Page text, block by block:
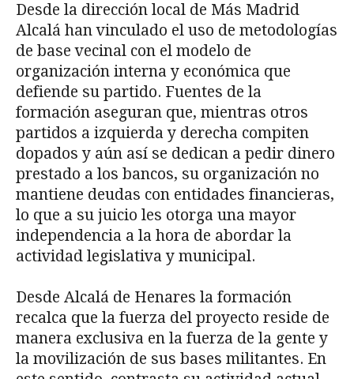
Desde la dirección local de Más Madrid
Alcalá han vinculado el uso de metodologías
de base vecinal con el modelo de
organización interna y económica que
defiende su partido. Fuentes de la
formación aseguran que, mientras otros
partidos a izquierda y derecha compiten
dopados y aún así se dedican a pedir dinero
prestado a los bancos, su organización no
mantiene deudas con entidades financieras,
lo que a su juicio les otorga una mayor
independencia a la hora de abordar la
actividad legislativa y municipal.
Desde Alcalá de Henares la formación
recalca que la fuerza del proyecto reside de
manera exclusiva en la fuerza de la gente y
la movilización de sus bases militantes. En